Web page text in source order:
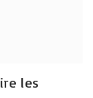
les